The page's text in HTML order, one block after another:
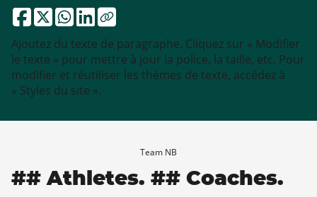
Ajoutez du texte de paragraphe. Cliquez sur « Modifier
le texte » pour mettre à jour la police, la taille, etc. Pour
modifier et réutiliser les thèmes de texte, accédez à
« Styles du site ».
Team NB
## Athletes. ## Coaches.